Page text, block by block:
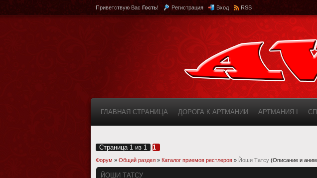
Приветствую Вас Гость! Регистрация Вход RSS
ГЛАВНАЯ СТРАНИЦА ДОРОГА К АРТМАНИИ АРТМАНИЯ I
Страница 1 из 1 1
Форум » Общий раздел » Каталог приемов рестлеров » Йоши Татсу (Описание и
ЙОШИ ТАТСУ